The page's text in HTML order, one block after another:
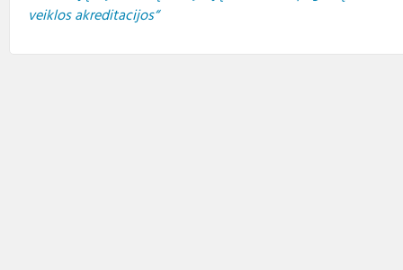
Finansinių ataskaitų rinkiniai
apdovanojimai
veiklos akreditacijos“